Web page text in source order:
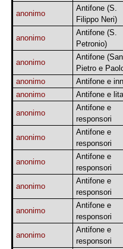
anonimo
Antifone (S.
Filippo Neri)
anonimo
Antifone (S.
Petronio)
anonimo
Antifone
Pietro e
anonimo
Antifone e
anonimo
Antifone e
anonimo
Antifone e
responsori
anonimo
Antifone e
responsori
anonimo
Antifone e
responsori
anonimo
Antifone e
responsori
anonimo
Antifone e
responsori
anonimo
Antifone e
responsori